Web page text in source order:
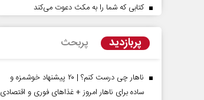
کتابی که شما را به مکث دعوت می‌کند
پربازدید پربحث
ناهار چی درست کنم؟ | ۲۰ پیشنهاد خوشمزه و
ساده برای ناهار امروز + غذاهای فوری و اقتصادی